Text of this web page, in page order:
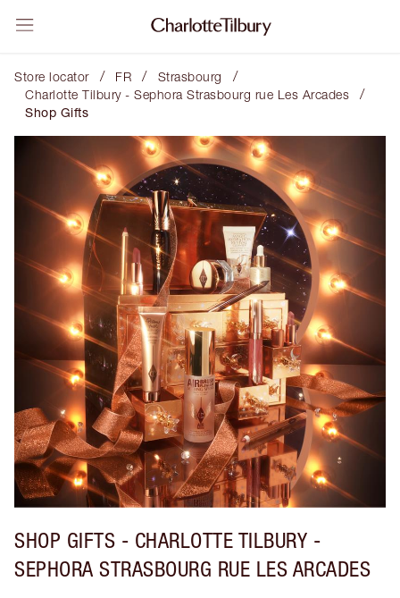
Store locator / FR / Strasbourg /
Charlotte Tilbury - Sephora Strasbourg rue Les Arcades /
Shop Gifts
SHOP GIFTS - CHARLOTTE TILBURY -
SEPHORA STRASBOURG RUE LES ARCADES